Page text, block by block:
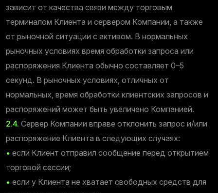
зависит от качества связи между торговым
терминалом Клиента и сервером Компании, а также
от рыночной ситуации с активом. В нормальных
рыночных условиях время обработки запроса или
распоряжения Клиента обычно составляет 0–5
секунд. В рыночных условиях, отличных от
нормальных, время обработки клиентских запросов и
распоряжений может быть увеличено Компанией.
2.4. Сервер Компании вправе отклонить запрос и/или
распоряжение Клиента в следующих случаях:
• если Клиент отправил сообщение перед открытием
торговой сессии;
• если у Клиента не хватает свободных средств для